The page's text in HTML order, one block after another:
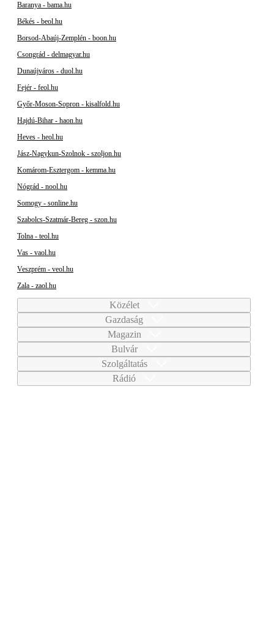
Baranya - bama.hu
Békés - beol.hu
Borsod-Abaúj-Zemplén - boon.hu
Csongrád - delmagyar.hu
Dunaújváros - duol.hu
Fejér - feol.hu
Győr-Moson-Sopron - kisalfold.hu
Hajdú-Bihar - haon.hu
Heves - heol.hu
Jász-Nagykun-Szolnok - szoljon.hu
Komárom-Esztergom - kemma.hu
Nógrád - nool.hu
Somogy - sonline.hu
Szabolcs-Szatmár-Bereg - szon.hu
Tolna - teol.hu
Vas - vaol.hu
Veszprém - veol.hu
Zala - zaol.hu
Közélet
Gazdaság
Magazin
Bulvár
Szolgáltatás
Rádió